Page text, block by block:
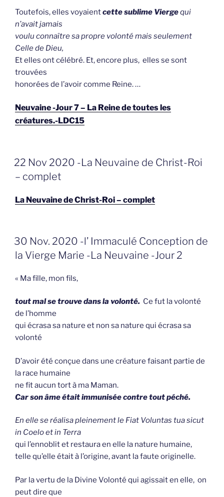
Toutefois, elles voyaientcette sublime Viergequi
n’avait jamais
voulu connaître sa propre volonté mais seulement
Celle de Dieu,
Et elles ont célébré. Et, encore plus, elles se sont
trouvées
honorées de l’avoir comme Reine. …
Neuvaine -Jour 7 – La Reine de toutes les
créatures.-LDC15
GEPLAATST
OP
22 Nov 2020 -La Neuvaine de Christ-Roi
– complet
La Neuvaine de Christ-Roi – complet
GEPLAATST
OP
30 Nov. 2020 -l’ Immaculé Conception de
la Vierge Marie -La Neuvaine -Jour 2
« Ma fille, mon fils,
tout mal se trouve dans la volonté. Ce fut la volonté
de l’homme
qui écrasa sa nature et non sa nature qui écrasa sa
volonté
D’avoir été conçue dans une créature faisant partie de
la race humaine
ne fit aucun tort à ma Maman.
Car son âme était immunisée contre tout péché.
En elle se réalisa pleinement le Fiat Voluntas tua sicut
in Coelo et in Terra
qui l’ennoblit et restaura en elle la nature humaine,
telle qu’elle était à l’origine, avant la faute originelle.
Par la vertu de la Divine Volonté qui agissait en elle, on
peut dire que